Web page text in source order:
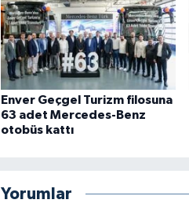
Enver Geçgel Turizm filosuna
63 adet Mercedes-Benz
otobüs kattı
Yorumlar